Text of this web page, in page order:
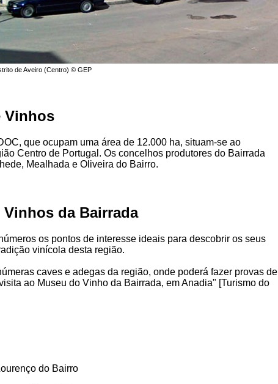
de Aveiro (Centro) © GEP
Vinhos
que ocupam uma área de 12.000 ha, situam-se ao
Centro de Portugal. Os concelhos produtores do Bairrada
Mealhada e Oliveira do Bairro.
da Bairrada
os pontos de interesse ideais para descobrir os seus
vinícola desta região.
caves e adegas da região, onde poderá fazer provas de
ao Museu do Vinho da Bairrada, em Anadia" [Turismo do
do Bairro